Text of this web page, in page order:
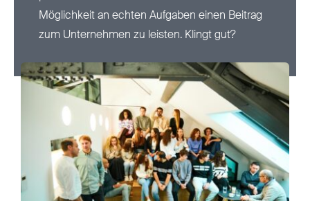
Möglichkeit an echten Aufgaben einen Beitrag
zum Unternehmen zu leisten. Klingt gut?